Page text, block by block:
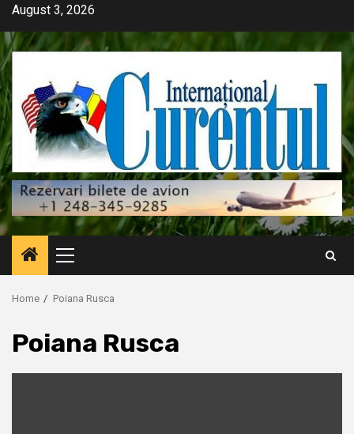
Skip
content
August 3, 2026
Primary
Menu
Home Poiana Rusca
Poiana Rusca